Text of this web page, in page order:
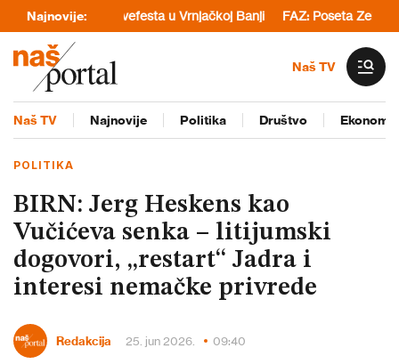
Najnovije:
tokom Lovefesta u Vrnjačkoj Banji FAZ: Poseta Zelenskog
Naš TV
Naš TV Najnovije Politika Društvo
POLITIKA
BIRN: Jerg Heskens kao
Vučićeva senka – litijumski
dogovori, „restart“ Jadra i
interesi nemačke privrede
Redakcija 25. jun 2026. 09:40